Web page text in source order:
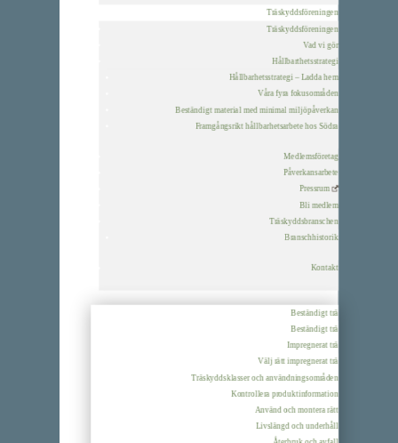
Träskyddsföreningen
Träskyddsföreningen
Vad vi gör
Hållbarthetsstrategi
Hållbarhetsstrategi – Ladda hem
Våra fyra fokusområden
Beständigt material med minimal miljöpåverkan
Framgångsrikt hållbarhetsarbete hos Södra
Medlemsföretag
Påverkansarbete
Pressrum
Bli medlem
Träskyddsbranschen
Branschhistorik
Kontakt
Beständigt trä
Beständigt trä
Impregnerat trä
Välj rätt impregnerat trä
Träskyddsklasser och användningsområden
Kontrollera produktinformation
Använd och montera rätt
Livslängd och underhåll